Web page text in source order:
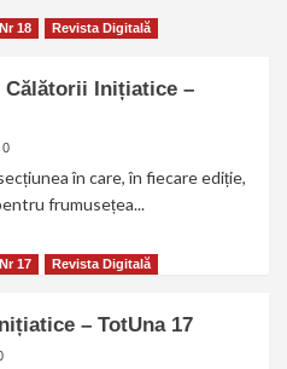
18 Revista Digitală
Inițiatice –
0
în care, în fiecare ediție,
frumusețea...
17 Revista Digitală
– TotUna 17